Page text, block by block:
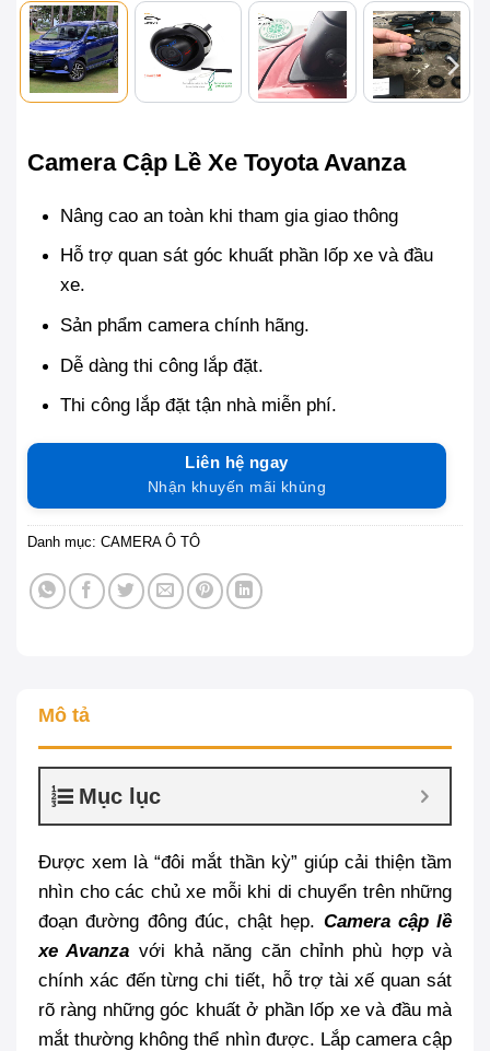
Camera Cập Lề Xe Toyota Avanza
Nâng cao an toàn khi tham gia giao thông
Hỗ trợ quan sát góc khuất phần lốp xe và đầu
xe.
Sản phẩm camera chính hãng.
Dễ dàng thi công lắp đặt.
Thi công lắp đặt tận nhà miễn phí.
Liên hệ ngay
Nhận khuyến mãi khủng
Danh mục: CAMERA Ô TÔ
Mô tả
Mục lục
Được xem là “đôi mắt thần kỳ” giúp cải thiện tầm
nhìn cho các chủ xe mỗi khi di chuyển trên những
đoạn đường đông đúc, chật hẹp. Camera cập lề
xe Avanza với khả năng căn chỉnh phù hợp và
chính xác đến từng chi tiết, hỗ trợ tài xế quan sát
rõ ràng những góc khuất ở phần lốp xe và đầu mà
mắt thường không thể nhìn được. Lắp camera cập